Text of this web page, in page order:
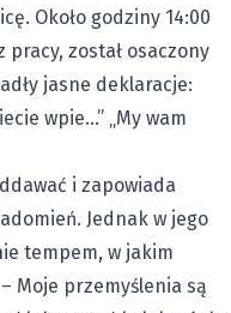
Około godziny 14:00
został osaczony
jasne deklaracje:
wpie…” „My wam
i zapowiada
. Jednak w jego
tempem, w jakim
Moje przemyślenia są